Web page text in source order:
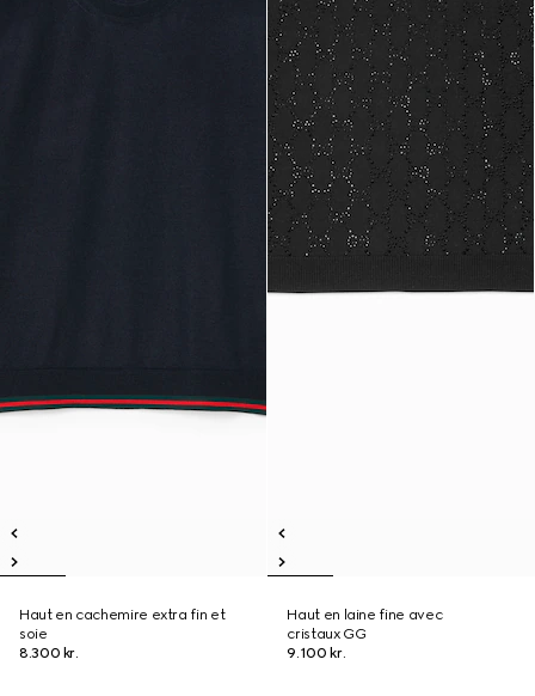
Haut en cachemire extra fin et
soie
8.300 kr.
Haut en laine fine avec
cristaux GG
9.100 kr.